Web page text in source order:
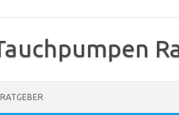
RATGEBER